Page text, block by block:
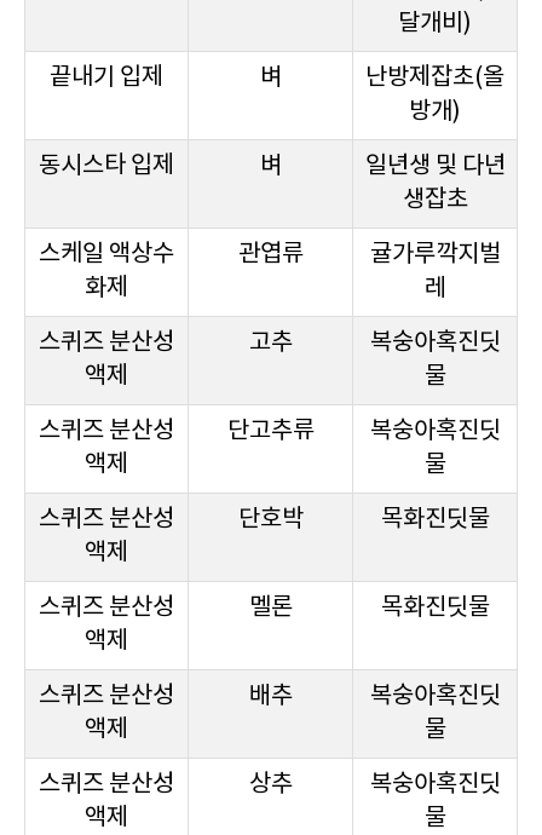
달개비)
끝내기 입제
벼
난방제잡초(올
방개)
동시스타 입제
벼
일년생 및 다년
생잡초
스케일 액상수
화제
관엽류
귤가루깍지벌
레
스퀴즈 분산성
액제
고추
복숭아혹진딧
물
스퀴즈 분산성
액제
단고추류
복숭아혹진딧
물
스퀴즈 분산성
액제
단호박 목화진딧물
스퀴즈 분산성
액제
멜론 목화진딧물
스퀴즈 분산성
액제
배추
복숭아혹진딧
물
스퀴즈 분산성
액제
상추
복숭아혹진딧
물